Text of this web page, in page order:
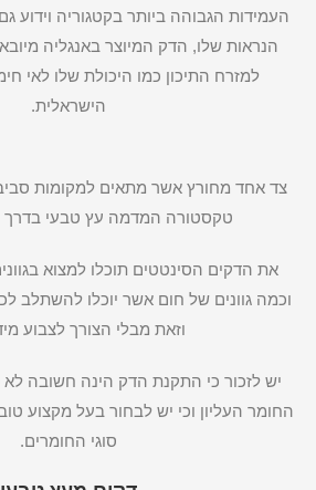
העמידות הגבוהה ביותר בקטגוריה וידוע
הנראות שלו, הדק המיוצר באנגליה
למזרח התיכון כמו היכולת שלו לאי
הישראלית.
צד אחד מחורץ אשר מתאים למקומות
טקסטורה המדמה עץ טבעי בדרך
את הדקים הסינטטים תוכלו למצוא
וכמה גוונים של חום אשר יוכלו להשתלב
וזאת מבלי הצורך לצבוע
יש לזכור כי התקנת הדק הינה חשובה
החומר העליון וכי יש לבחור בעל מקצוע
סוגי החומרים.